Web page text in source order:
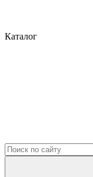
Каталог